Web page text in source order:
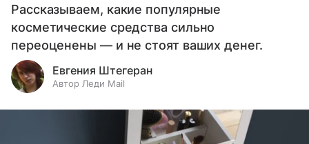
Рассказываем, какие популярные
косметические средства сильно
переоценены — и не стоят ваших денег.
Евгения Штегеран
Автор Леди Mail